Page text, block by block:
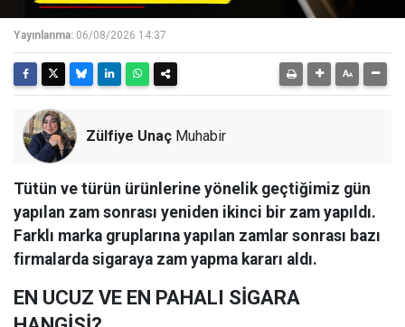
Yayınlanma: 06/08/2026 14:37
Zülfiye Unaç Muhabir
Tütün ve türün ürünlerine yönelik geçtiğimiz gün
yapılan zam sonrası yeniden ikinci bir zam yapıldı.
Farklı marka gruplarına yapılan zamlar sonrası bazı
firmalarda sigaraya zam yapma kararı aldı.
EN UCUZ VE EN PAHALI SİGARA